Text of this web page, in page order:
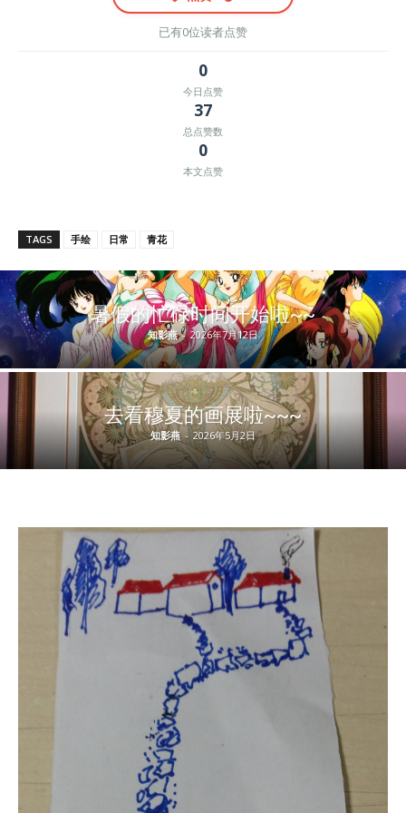
已有0位读者点赞
0
今日点赞
37
总点赞数
0
本文点赞
TAGS 手绘 日常 青花
暑假的忙碌时间开始啦~~
知影燕 - 2026年7月12日
去看穆夏的画展啦~~~
知影燕 - 2026年5月2日